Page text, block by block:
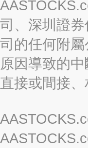
司、深圳證
司的任何附
原因導致的
直接或間接